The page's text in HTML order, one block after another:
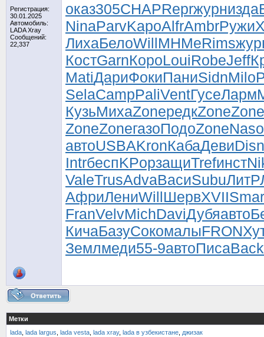
Регистрация:
30.01.2025
Автомобиль:
LADA Xray
Сообщений:
22,337
оказ305CHAPReprжурнизда
NinaParvKapoAlfrAmbrРужи
ЛихаБелоWillМНМеRims
КостGarnКороLouiRobeJeff
MatiДариФокиПаниSidnMilo
SelaCampPaliVentГусеЛарм
КузьМихаZoneредкZoneZone
ZoneZoneгазоПодоZoneNaso
автоUSBAKronКабаДевиDisn
IntrбеспKPopзащиTrefинст
ValeTrusAdvaВасиSubuЛитР
АфриЛениWillШервXVIISmar
FranVelvMichDaviДубяавто
КичаБазуСокомалыFRON
Землмеди55-9автоПисаBack
Метки
lada lada largus lada vesta lada xray, lada в узбекистане джизак